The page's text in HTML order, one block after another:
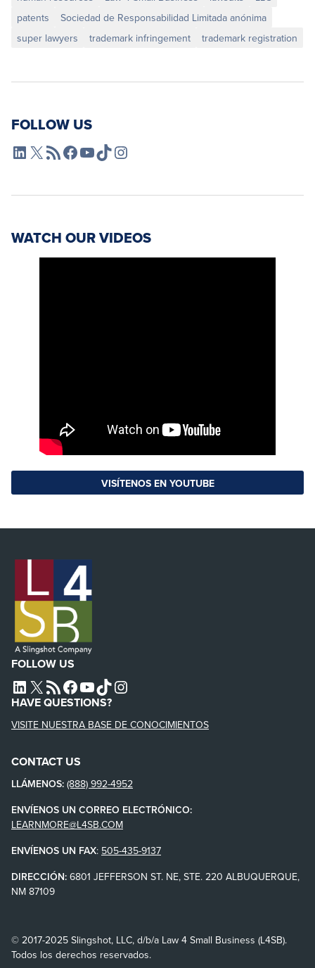
patents
Sociedad de Responsabilidad Limitada anónima
super lawyers
trademark infringement trademark registration
FOLLOW US
L4SB LinkedIn
X L4SB RSS FeedL4SB Facebook
L4SB YouTube
TikTokInstagram
WATCH OUR VIDEOS
VISÍTENOS EN YOUTUBE
FOLLOW US
L4SB LINKEDIN
X L4SB RSS FEEDL4SB FACEBOOK
L4SB YOUTUBE
TIKTOKINSTAGRAM
HAVE QUESTIONS?
VISITE NUESTRA BASE DE CONOCIMIENTOS
CONTACT US
LLÁMENOS: (888) 992-4952
ENVÍENOS UN CORREO ELECTRÓNICO:
LEARNMORE@L4SB.COM
ENVÍENOS UN FAX: 505-435-9137
DIRECCIÓN: 6801 JEFFERSON ST. NE, STE. 220 ALBUQUERQUE,
NM 87109
© 2017-2025 Slingshot, LLC, d/b/a Law 4 Small Business (L4SB).
Todos los derechos reservados.